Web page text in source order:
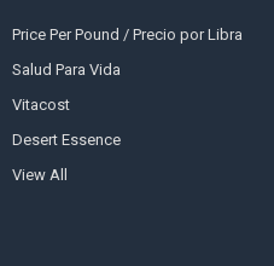
Price Per Pound / Precio por Libra
Salud Para Vida
Vitacost
Desert Essence
View All